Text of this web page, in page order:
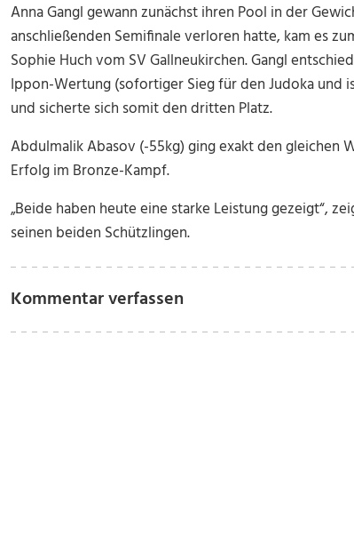
Anna Gangl gewann zunächst ihren Pool in der
anschließenden Semifinale verloren hatte, kam es
Sophie Huch vom SV Gallneukirchen. Gangl
Ippon-Wertung (sofortiger Sieg für den Judoka und
und sicherte sich somit den dritten Platz.
Abdulmalik Abasov (-55kg) ging exakt den gleichen
Erfolg im Bronze-Kampf.
„Beide haben heute eine starke Leistung gezeigt“,
seinen beiden Schützlingen.
Kommentar verfassen